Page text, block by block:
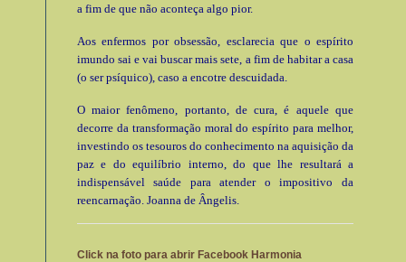
a fim de que não aconteça algo pior.
Aos enfermos por obsessão, esclarecia que o espírito
imundo sai e vai buscar mais sete, a fim de habitar a casa
(o ser psíquico), caso a encotre descuidada.
O maior fenômeno, portanto, de cura, é aquele que
decorre da transformação moral do espírito para melhor,
investindo os tesouros do conhecimento na aquisição da
paz e do equilíbrio interno, do que lhe resultará a
indispensável saúde para atender o impositivo da
reencarnação. Joanna de Ângelis.
Click na foto para abrir Facebook Harmonia